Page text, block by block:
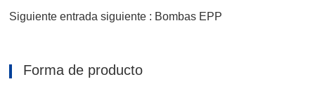
Siguiente entrada siguiente : Bombas EPP
Forma de producto